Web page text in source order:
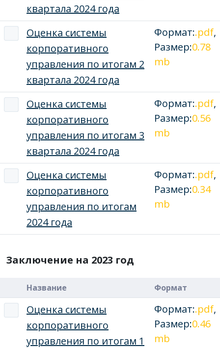
квартала 2024 года
Оценка системы
корпоративного
управления по итогам 2
квартала 2024 года
Формат:.pdf,
Размер:0.78
mb
Оценка системы
корпоративного
управления по итогам 3
квартала 2024 года
Формат:.pdf,
Размер:0.56
mb
Оценка системы
корпоративного
управления по итогам
2024 года
Формат:.pdf,
Размер:0.34
mb
Заключение на 2023 год
Название Формат
Оценка системы
корпоративного
управления по итогам 1
Формат:.pdf,
Размер:0.46
mb